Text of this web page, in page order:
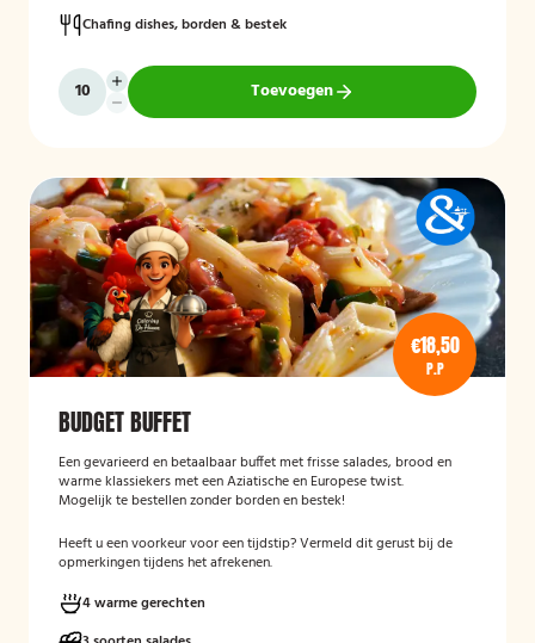
Chafing dishes, borden & bestek
Toevoegen
€18,50
P.P
BUDGET BUFFET
Een gevarieerd en betaalbaar buffet met frisse salades, brood en
warme klassiekers met een Aziatische en Europese twist.
Mogelijk te bestellen zonder borden en bestek!
Heeft u een voorkeur voor een tijdstip? Vermeld dit gerust bij de
opmerkingen tijdens het afrekenen.
4 warme gerechten